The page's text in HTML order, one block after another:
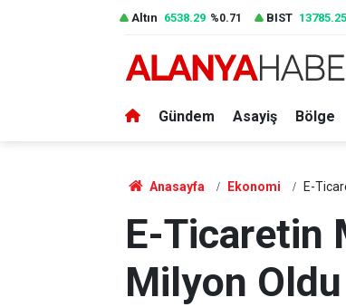
Altın 6538.29 %0.71 BIST 13785.25
Gündem Asayiş Bölge
Anasayfa Ekonomi E-
E-Ticaretin
Milyon Oldu